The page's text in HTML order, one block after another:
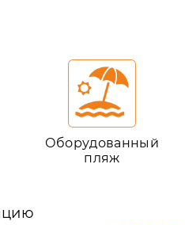
Оборудованный
пляж